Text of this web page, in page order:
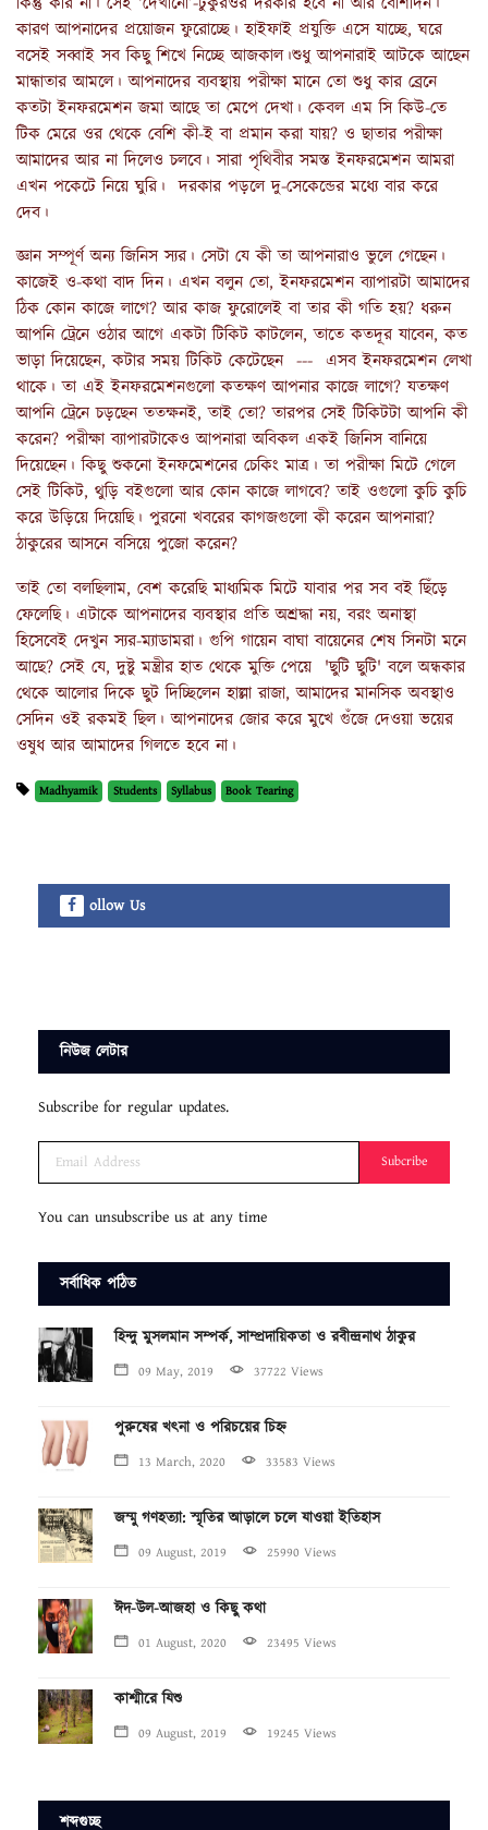
কারণ আপনাদের প্রয়োজন ফুরোচ্ছে। হাইফাই প্রযুক্তি এসে যাচ্ছে, ঘরে
বসেই সব্বাই সব কিছু শিখে নিচ্ছে আজকাল।শুধু আপনারাই আটকে আছেন
মান্ধাতার আমলে। আপনাদের ব্যবস্থায় পরীক্ষা মানে তো শুধু কার ব্রেনে
কতটা ইনফরমেশন জমা আছে তা মেপে দেখা। কেবল এম সি কিউ-তে
টিক মেরে ওর থেকে বেশি কী-ই বা প্রমান করা যায়? ও ছাতার পরীক্ষা
আমাদের আর না দিলেও চলবে। সারা পৃথিবীর সমস্ত ইনফরমেশন আমরা
এখন পকেটে নিয়ে ঘুরি। দরকার পড়লে দু-সেকেন্ডের মধ্যে বার করে
দেব।
জ্ঞান সম্পূর্ণ অন্য জিনিস স্যর। সেটা যে কী তা আপনারাও ভুলে গেছেন।
কাজেই ও-কথা বাদ দিন। এখন বলুন তো, ইনফরমেশন ব্যাপারটা আমাদের
ঠিক কোন কাজে লাগে? আর কাজ ফুরোলেই বা তার কী গতি হয়? ধরুন
আপনি ট্রেনে ওঠার আগে একটা টিকিট কাটলেন, তাতে কতদূর যাবেন, কত
ভাড়া দিয়েছেন, কটার সময় টিকিট কেটেছেন --- এসব ইনফরমেশন লেখা
থাকে। তা এই ইনফরমেশনগুলো কতক্ষণ আপনার কাজে লাগে? যতক্ষণ
আপনি ট্রেনে চড়ছেন ততক্ষনই, তাই তো? তারপর সেই টিকিটটা আপনি কী
করেন? পরীক্ষা ব্যাপারটাকেও আপনারা অবিকল একই জিনিস বানিয়ে
দিয়েছেন। কিছু শুকনো ইনফমেশনের চেকিং মাত্র। তা পরীক্ষা মিটে গেলে
সেই টিকিট, থুড়ি বইগুলো আর কোন কাজে লাগবে? তাই ওগুলো কুচি কুচি
করে উড়িয়ে দিয়েছি। পুরনো খবরের কাগজগুলো কী করেন আপনারা?
ঠাকুরের আসনে বসিয়ে পুজো করেন?
তাই তো বলছিলাম, বেশ করেছি মাধ্যমিক মিটে যাবার পর সব বই ছিঁড়ে
ফেলেছি। এটাকে আপনাদের ব্যবস্থার প্রতি অশ্রদ্ধা নয়, বরং অনাস্থা
হিসেবেই দেখুন স্যর-ম্যাডামরা। গুপি গায়েন বাঘা বায়েনের শেষ সিনটা মনে
আছে? সেই যে, দুষ্টু মন্ত্রীর হাত থেকে মুক্তি পেয়ে 'ছুটি ছুটি' বলে অন্ধকার
থেকে আলোর দিকে ছুট দিচ্ছিলেন হাল্লা রাজা, আমাদের মানসিক অবস্থাও
সেদিন ওই রকমই ছিল। আপনাদের জোর করে মুখে গুঁজে দেওয়া ভয়ের
ওষুধ আর আমাদের গিলতে হবে না।
Madhyamik Students Syllabus Book Tearing
ollow Us
নিউজ লেটার
Subscribe for regular updates.
Subcribe
You can unsubscribe us at any time
সর্বাধিক পঠিত
হিন্দু মুসলমান সম্পর্ক, সাম্প্রদায়িকতা ও রবীন্দ্রনাথ ঠাকুর
09 May, 2019 37722 Views
পুরুষের খৎনা ও পরিচয়ের চিহ্ন
13 March, 2020 33583 Views
জম্মু গণহত্যা: স্মৃতির আড়ালে চলে যাওয়া ইতিহাস
09 August, 2019 25990 Views
ঈদ-উল-আজহা ও কিছু কথা
01 August, 2020 23495 Views
কাশ্মীরে যিশু
09 August, 2019 19245 Views
শব্দগুচ্ছ